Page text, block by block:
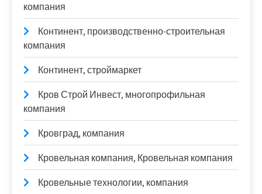
компания
Континент, производственно-строительная
компания
Континент, строймаркет
Кров Строй Инвест, многопрофильная
компания
Кровград, компания
Кровельная компания, Кровельная компания
Кровельные технологии, компания